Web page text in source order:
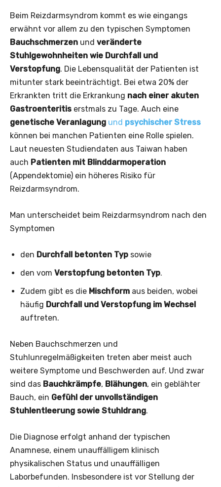
Beim Reizdarmsyndrom kommt es wie eingangs
erwähnt vor allem zu den typischen Symptomen
Bauchschmerzen und veränderte
Stuhlgewohnheiten wie Durchfall und
Verstopfung. Die Lebensqualität der Patienten ist
mitunter stark beeinträchtigt. Bei etwa 20% der
Erkrankten tritt die Erkrankung nach einer akuten
Gastroenteritis erstmals zu Tage. Auch eine
genetische Veranlagung und psychischer Stress
können bei manchen Patienten eine Rolle spielen.
Laut neuesten Studiendaten aus Taiwan haben
auch Patienten mit Blinddarmoperation
(Appendektomie) ein höheres Risiko für
Reizdarmsyndrom.
Man unterscheidet beim Reizdarmsyndrom nach den
Symptomen
den Durchfall betonten Typ sowie
den vom Verstopfung betonten Typ.
Zudem gibt es die Mischform aus beiden, wobei
häufig Durchfall und Verstopfung im Wechsel
auftreten.
Neben Bauchschmerzen und
Stuhlunregelmäßigkeiten treten aber meist auch
weitere Symptome und Beschwerden auf. Und zwar
sind das Bauchkrämpfe, Blähungen, ein geblähter
Bauch, ein Gefühl der unvollständigen
Stuhlentleerung sowie Stuhldrang.
Die Diagnose erfolgt anhand der typischen
Anamnese, einem unauffälligem klinisch
physikalischen Status und unauffälligen
Laborbefunden. Insbesondere ist vor Stellung der